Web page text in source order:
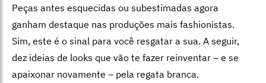
Peças antes esquecidas ou subestimadas agora
ganham destaque nas produções mais fashionistas.
Sim, este é o sinal para você resgatar a sua. A seguir,
dez ideias de looks que vão te fazer reinventar – e se
apaixonar novamente – pela regata branca.